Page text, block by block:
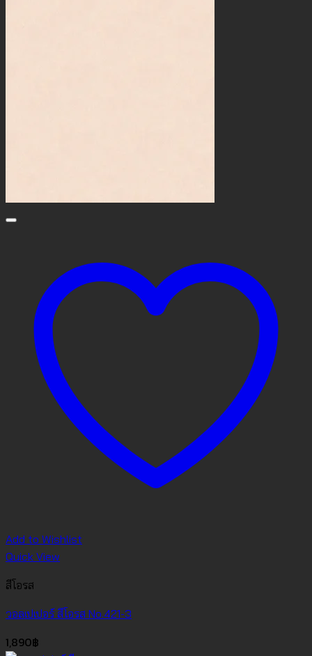
Add to Wishlist
Quick View
สีโอรส
วอลเปเปอร์ สีโอรส No.421-3
1,890฿